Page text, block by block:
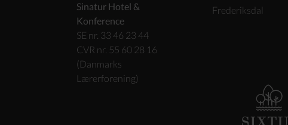
Sinatur Hotel &
Konference
SE nr. 33 46 23 44
CVR nr. 55 60 28 16
(Danmarks
Lærerforening)
Frederiksdal